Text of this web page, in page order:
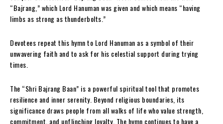
“Bajrang,” which Lord Hanuman was given and which means “having
limbs as strong as thunderbolts.”
Devotees repeat this hymn to Lord Hanuman as a symbol of their
unwavering faith and to ask for his celestial support during trying
times.
The “Shri Bajrang Baan” is a powerful spiritual tool that promotes
resilience and inner serenity. Beyond religious boundaries, its
significance draws people from all walks of life who value strength,
commitment, and unflinching loyalty. The hymn continues to have a